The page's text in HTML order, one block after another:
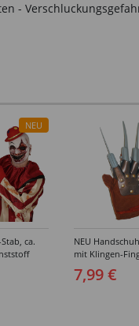
-
NEU
ca.
NEU
mit Klingen-
7,99 €